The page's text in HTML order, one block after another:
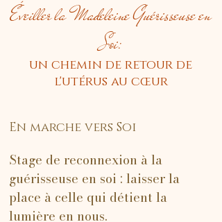
Éveiller la Madeleine Guérisseuse en
Soi:
un chemin de retour de
l'utérus au cœur
En marche vers Soi
Stage de reconnexion à la
guérisseuse en soi : laisser la
place à celle qui détient la
lumière en nous.